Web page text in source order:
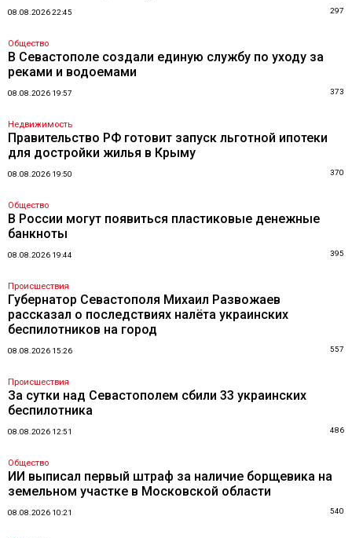
08.08.2026 22:45 297
Общество
В Севастополе создали единую службу по уходу за
реками и водоемами
08.08.2026 19:57 373
Недвижимость
Правительство РФ готовит запуск льготной ипотеки
для достройки жилья в Крыму
08.08.2026 19:50 370
Общество
В России могут появиться пластиковые денежные
банкноты
08.08.2026 19:44 395
Происшествия
Губернатор Севастополя Михаил Развожаев
рассказал о последствиях налёта украинских
беспилотников на город
08.08.2026 15:26 557
Происшествия
За сутки над Севастополем сбили 33 украинских
беспилотника
08.08.2026 12:51 486
Общество
ИИ выписал первый штраф за наличие борщевика на
земельном участке в Московской области
08.08.2026 10:21 540